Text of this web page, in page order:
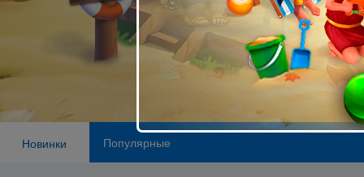
Новинки Популярные